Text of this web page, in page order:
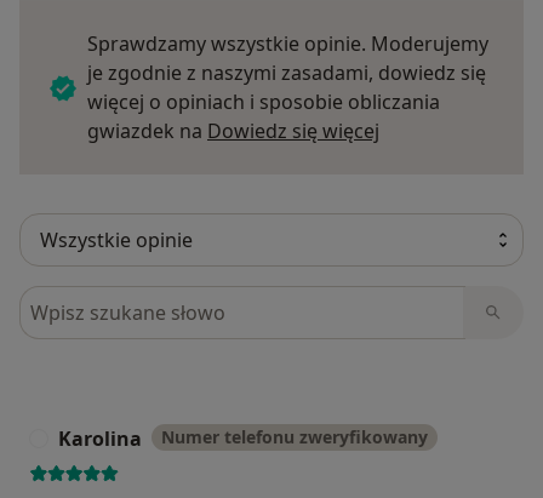
Sprawdzamy wszystkie opinie. Moderujemy
je zgodnie z naszymi zasadami, dowiedz się
więcej o opiniach i sposobie obliczania
gwiazdek na Dowiedz się więcej
Szukaj w opiniach
Karolina Numer telefonu zweryfikowany